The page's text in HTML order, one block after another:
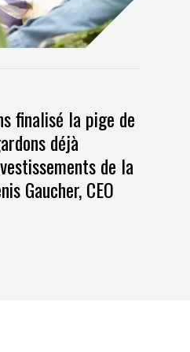
finalisé la pige de
déjà
de la
Gaucher, CEO